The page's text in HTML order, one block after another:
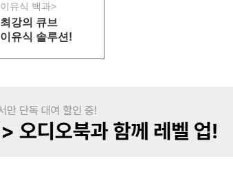
이유식 백과>
최강의 큐브
이유식 솔루션!